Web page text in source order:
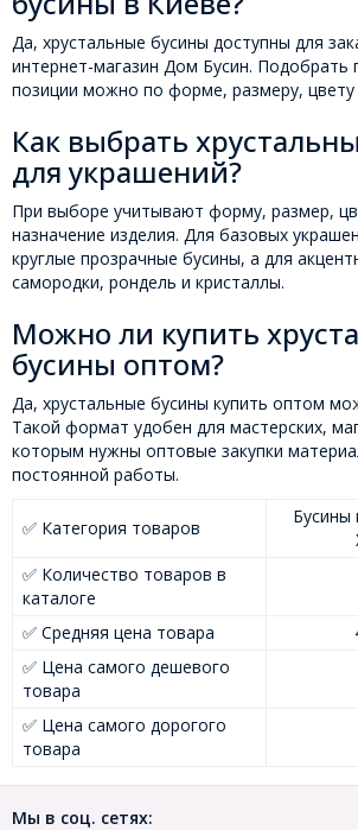
Да, хрустальные бусины доступны для
интернет-магазин Дом Бусин. Подобрать
позиции можно по форме, размеру, цвету
Как выбрать
для украшений?
При выборе учитывают форму, размер,
назначение изделия. Для базовых
круглые прозрачные бусины, а для
самородки, рондель и кристаллы.
Можно ли купить
бусины оптом?
Да, хрустальные бусины купить оптом
Такой формат удобен для мастерских,
которым нужны оптовые закупки
постоянной работы.
✅ Категория товаров
Бусины
✅ Количество товаров в
каталоге
✅ Средняя цена товара
✅ Цена самого дешевого
товара
✅ Цена самого дорогого
товара
Мы в соц. сетях: